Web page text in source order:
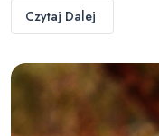
Czytaj Dalej